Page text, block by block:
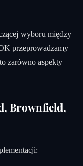
wyboru między
przeprowadzamy
zarówno aspekty
Brownfield,